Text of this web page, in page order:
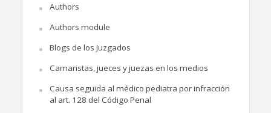
Authors
Authors module
Blogs de los Juzgados
Camaristas, jueces y juezas en los medios
Causa seguida al médico pediatra por infracción
al art. 128 del Código Penal